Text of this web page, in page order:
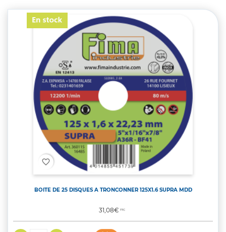
favorite_border
BOITE DE 25 DISQUES A TRONCONNER 125X1.6 SUPRA MDD
Prix
31,08€TTC